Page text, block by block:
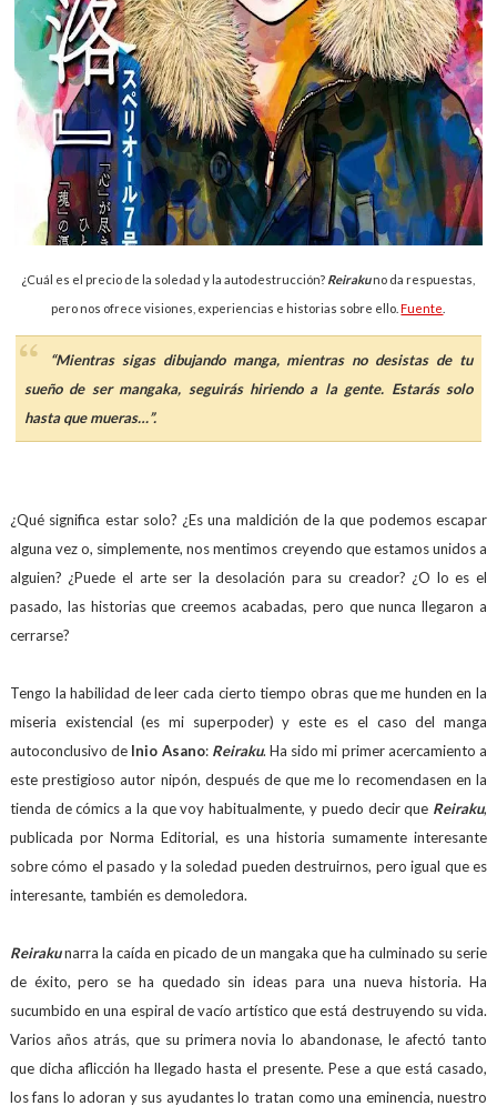
¿Cuál es el precio de la soledad y la autodestrucción? Reirakuno da respuestas,
pero nos ofrece visiones, experiencias e historias sobre ello.Fuente
“Mientras sigas dibujando manga, mientras no desistas de tu
sueño de ser mangaka, seguirás hiriendo a la gente. Estarás solo
hasta que mueras…”.
¿Qué significa estar solo? ¿Es una maldición de la que podemos escapar
alguna vez o, simplemente, nos mentimos creyendo que estamos unidos a
alguien? ¿Puede el arte ser la desolación para su creador? ¿O lo es el
pasado, las historias que creemos acabadas, pero que nunca llegaron a
cerrarse?
Tengo la habilidad de leer cada cierto tiempo obras que me hunden en la
miseria existencial (es mi superpoder) y este es el caso del manga
autoconclusivo de Inio Asano: Reiraku. Ha sido mi primer acercamiento a
este prestigioso autor nipón, después de que me lo recomendasen en la
tienda de cómics a la que voy habitualmente, y puedo decir que Reiraku,
publicada por Norma Editorial, es una historia sumamente interesante
sobre cómo el pasado y la soledad pueden destruirnos, pero igual que es
interesante, también es demoledora.
Reirakunarra la caída en picado de un mangaka que ha culminado su serie
de éxito, pero se ha quedado sin ideas para una nueva historia. Ha
sucumbido en una espiral de vacío artístico que está destruyendo su vida.
Varios años atrás, que su primera novia lo abandonase, le afectó tanto
que dicha aflicción ha llegado hasta el presente. Pese a que está casado,
los fans lo adoran y sus ayudantes lo tratan como una eminencia, nuestro